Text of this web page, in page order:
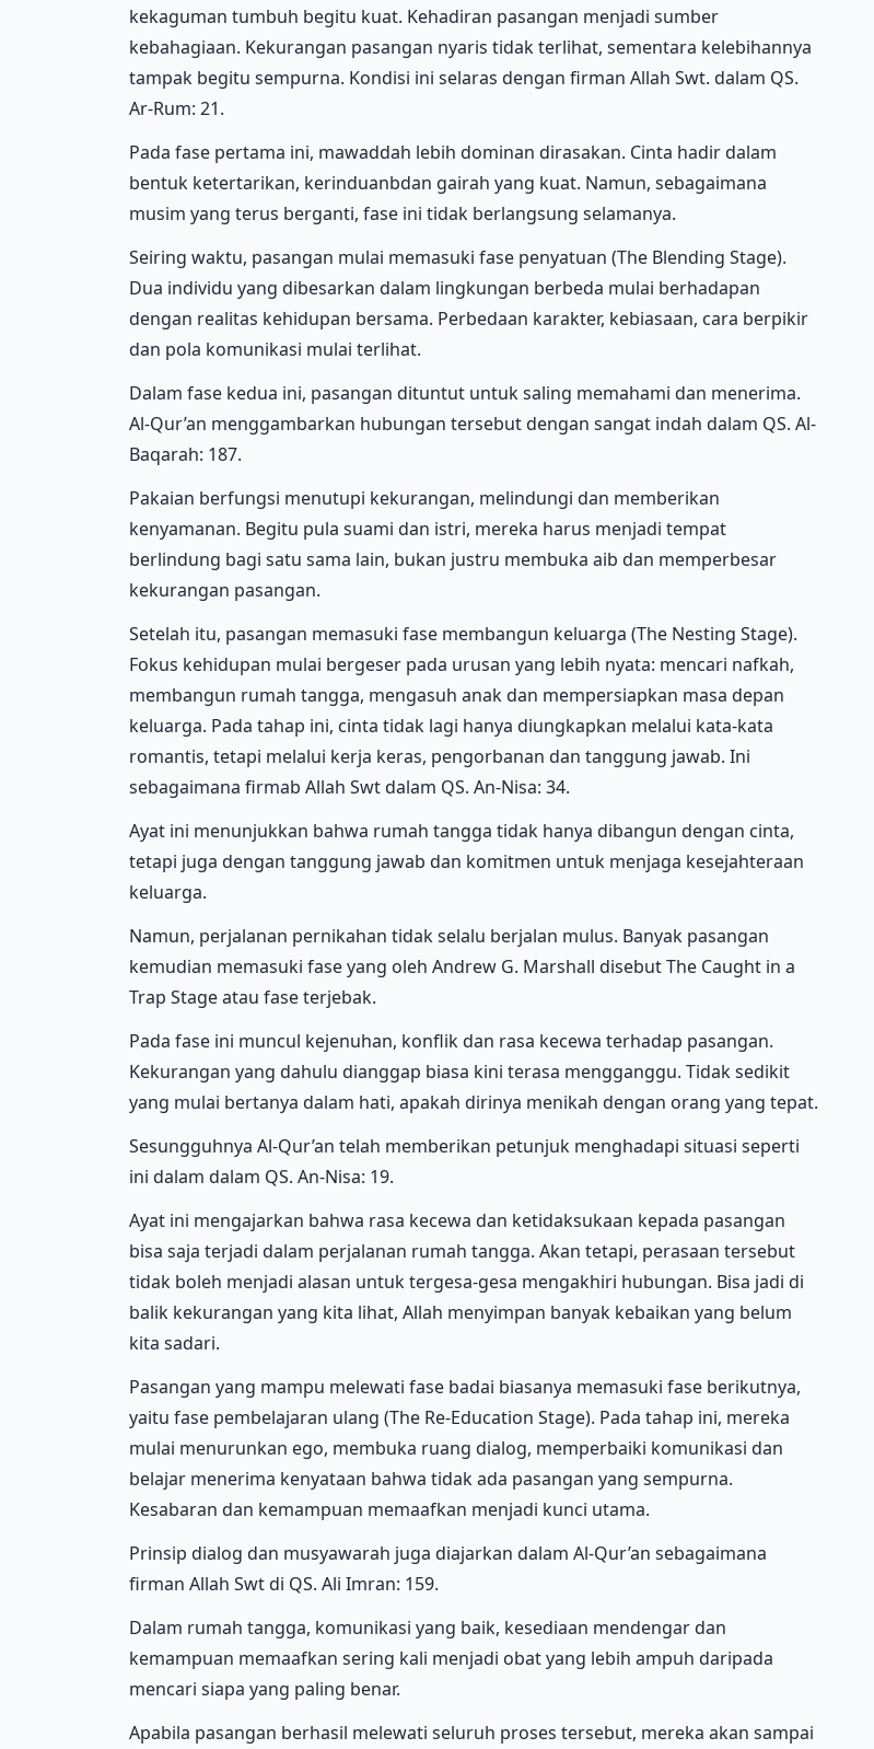
kekaguman tumbuh begitu kuat. Kehadiran pasangan menjadi sumber
kebahagiaan. Kekurangan pasangan nyaris tidak terlihat, sementara kelebihannya
tampak begitu sempurna. Kondisi ini selaras dengan firman Allah Swt. dalam QS.
Ar-Rum: 21.
Pada fase pertama ini, mawaddah lebih dominan dirasakan. Cinta hadir dalam
bentuk ketertarikan, kerinduanbdan gairah yang kuat. Namun, sebagaimana
musim yang terus berganti, fase ini tidak berlangsung selamanya.
Seiring waktu, pasangan mulai memasuki fase penyatuan (The Blending Stage).
Dua individu yang dibesarkan dalam lingkungan berbeda mulai berhadapan
dengan realitas kehidupan bersama. Perbedaan karakter, kebiasaan, cara berpikir
dan pola komunikasi mulai terlihat.
Dalam fase kedua ini, pasangan dituntut untuk saling memahami dan menerima.
Al-Qur’an menggambarkan hubungan tersebut dengan sangat indah dalam QS. Al-
Baqarah: 187.
Pakaian berfungsi menutupi kekurangan, melindungi dan memberikan
kenyamanan. Begitu pula suami dan istri, mereka harus menjadi tempat
berlindung bagi satu sama lain, bukan justru membuka aib dan memperbesar
kekurangan pasangan.
Setelah itu, pasangan memasuki fase membangun keluarga (The Nesting Stage).
Fokus kehidupan mulai bergeser pada urusan yang lebih nyata: mencari nafkah,
membangun rumah tangga, mengasuh anak dan mempersiapkan masa depan
keluarga. Pada tahap ini, cinta tidak lagi hanya diungkapkan melalui kata-kata
romantis, tetapi melalui kerja keras, pengorbanan dan tanggung jawab. Ini
sebagaimana firmab Allah Swt dalam QS. An-Nisa: 34.
Ayat ini menunjukkan bahwa rumah tangga tidak hanya dibangun dengan cinta,
tetapi juga dengan tanggung jawab dan komitmen untuk menjaga kesejahteraan
keluarga.
Namun, perjalanan pernikahan tidak selalu berjalan mulus. Banyak pasangan
kemudian memasuki fase yang oleh Andrew G. Marshall disebut The Caught in a
Trap Stage atau fase terjebak.
Pada fase ini muncul kejenuhan, konflik dan rasa kecewa terhadap pasangan.
Kekurangan yang dahulu dianggap biasa kini terasa mengganggu. Tidak sedikit
yang mulai bertanya dalam hati, apakah dirinya menikah dengan orang yang tepat.
Sesungguhnya Al-Qur’an telah memberikan petunjuk menghadapi situasi seperti
ini dalam dalam QS. An-Nisa: 19.
Ayat ini mengajarkan bahwa rasa kecewa dan ketidaksukaan kepada pasangan
bisa saja terjadi dalam perjalanan rumah tangga. Akan tetapi, perasaan tersebut
tidak boleh menjadi alasan untuk tergesa-gesa mengakhiri hubungan. Bisa jadi di
balik kekurangan yang kita lihat, Allah menyimpan banyak kebaikan yang belum
kita sadari.
Pasangan yang mampu melewati fase badai biasanya memasuki fase berikutnya,
yaitu fase pembelajaran ulang (The Re-Education Stage). Pada tahap ini, mereka
mulai menurunkan ego, membuka ruang dialog, memperbaiki komunikasi dan
belajar menerima kenyataan bahwa tidak ada pasangan yang sempurna.
Kesabaran dan kemampuan memaafkan menjadi kunci utama.
Prinsip dialog dan musyawarah juga diajarkan dalam Al-Qur’an sebagaimana
firman Allah Swt di QS. Ali Imran: 159.
Dalam rumah tangga, komunikasi yang baik, kesediaan mendengar dan
kemampuan memaafkan sering kali menjadi obat yang lebih ampuh daripada
mencari siapa yang paling benar.
Apabila pasangan berhasil melewati seluruh proses tersebut, mereka akan sampai